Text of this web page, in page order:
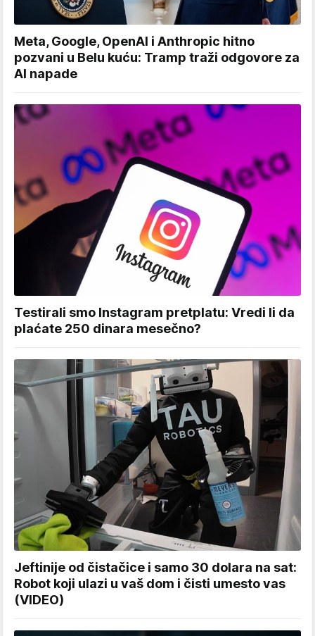
Meta, Google, OpenAI i Anthropic hitno
pozvani u Belu kuću: Tramp traži odgovore za
AI napade
Testirali smo Instagram pretplatu: Vredi li da
plaćate 250 dinara mesečno?
Jeftinije od čistačice i samo 30 dolara na sat:
Robot koji ulazi u vaš dom i čisti umesto vas
(VIDEO)